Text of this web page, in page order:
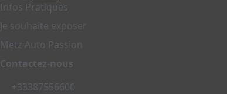
Infos Pratiques
Je souhaite exposer
Metz Auto Passion
Contactez-nous
+33387556600